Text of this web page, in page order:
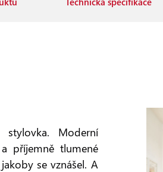
Moderní
příjemně tlumené
se vznášel. A